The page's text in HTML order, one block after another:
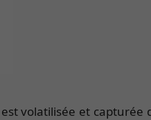
volatilisée et capturée